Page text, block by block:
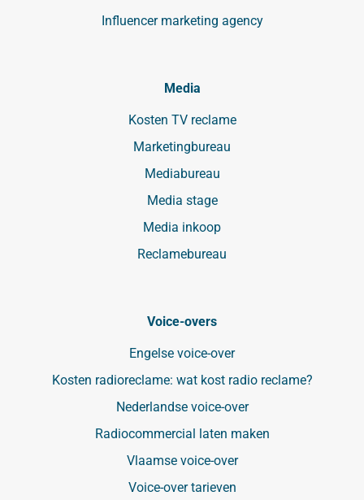
Influencer marketing agency
Media
Kosten TV reclame
Marketingbureau
Mediabureau
Media stage
Media inkoop
Reclamebureau
Voice-overs
Engelse voice-over
Kosten radioreclame: wat kost radio reclame?
Nederlandse voice-over
Radiocommercial laten maken
Vlaamse voice-over
Voice-over tarieven